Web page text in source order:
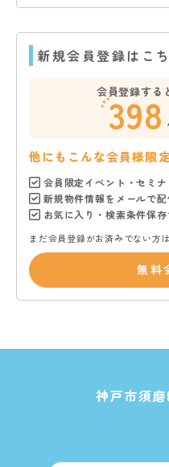
新規会員登録はこ
会員登録する
398
他にもこんな会員様限
会員限定イベント・セミ
新規物件情報をメールで配
お気に入り・検索条件保
まだ会員登録がお済みでない方
無料
神戸市須